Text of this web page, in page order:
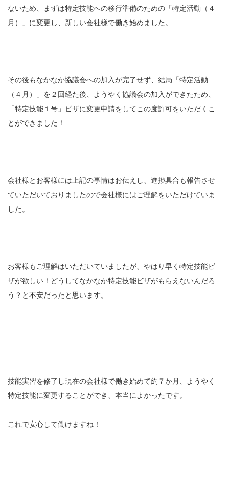
ないため、まずは特定技能への移行準備のための「特定活動（４
月）」に変更し、新しい会社様で働き始めました。
その後もなかなか協議会への加入が完了せず、結局「特定活動
（４月）」を２回経た後、ようやく協議会の加入ができたため、
「特定技能１号」ビザに変更申請をしてこの度許可をいただくこ
とができました！
会社様とお客様には上記の事情はお伝えし、進捗具合も報告させ
ていただいておりましたので会社様にはご理解をいただけていま
した。
お客様もご理解はいただいていましたが、やはり早く特定技能ビ
ザが欲しい！どうしてなかなか特定技能ビザがもらえないんだろ
う？と不安だったと思います。
技能実習を修了し現在の会社様で働き始めて約７か月、ようやく
特定技能に変更することができ、本当によかったです。
これで安心して働けますね！